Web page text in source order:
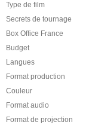
Type de film
Secrets de tournage
Box Office France
Budget
Langues
Format production
Couleur
Format audio
Format de projection